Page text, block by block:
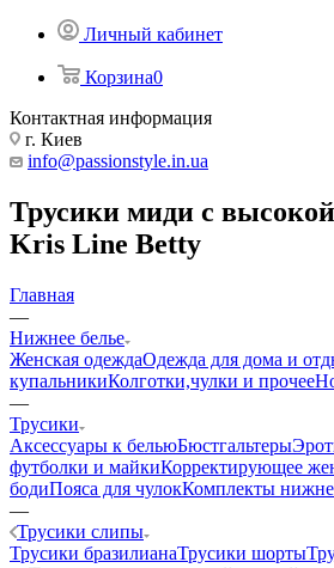
Личный кабинет
Корзина0
Контактная информация
г. Киев
info@passionstyle.in.ua
Трусики миди с
Kris Line Betty
Главная
—
Нижнее белье
Женская одеждаОдежда для дома и
купальникиКолготки,чулки и прочее
—
Трусики
Аксессуары к бельюБюстгальтеры
футболки и майкиКорректирующее
бодиПояса для чулокКомплекты
—
Трусики слипы
Трусики бразилианаТрусики шорты